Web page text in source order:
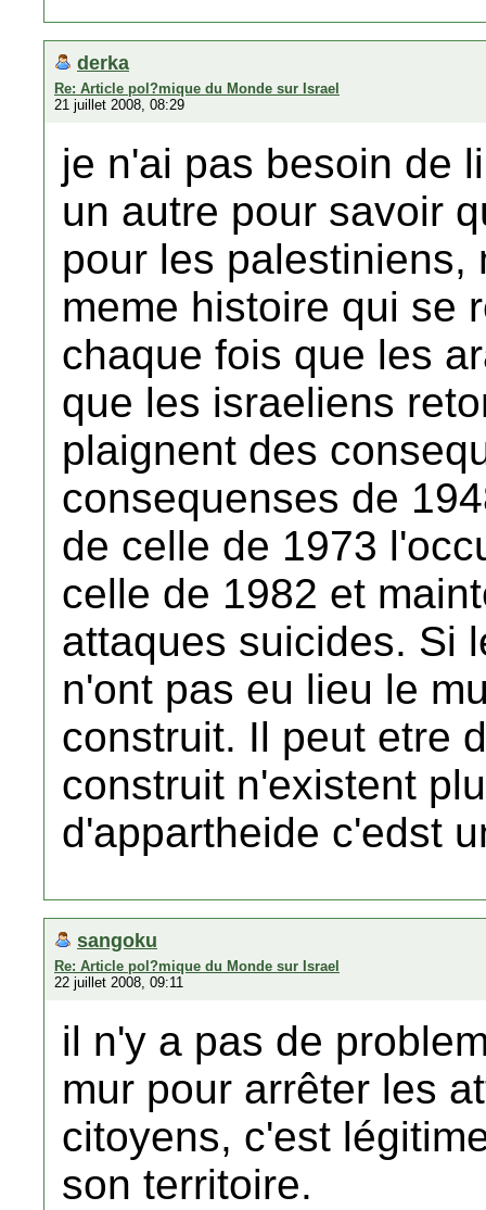
derka
Re: Article pol?mique du Monde sur Israel
21 juillet 2008, 08:29
je n'ai pas besoin de
un autre pour savoir
pour les palestiniens,
meme histoire qui se
chaque fois que les
que les israeliens
plaignent des
consequenses de
de celle de 1973
celle de 1982 et
attaques suicides. Si
n'ont pas eu lieu le
construit. Il peut etre
construit n'existent
d'appartheide c'edst
sangoku
Re: Article pol?mique du Monde sur Israel
22 juillet 2008, 09:11
il n'y a pas de
mur pour arrêter les
citoyens, c'est
son territoire.